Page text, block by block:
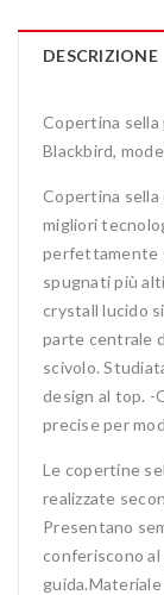
DESCRIZIONE
Copertina sella
Blackbird,
Copertina sella
migliori
perfettamente
spugnati più
crystall lucido
parte centrale
scivolo.
design al top. -
precise per
Le copertine
realizzate
Presentano
conferiscono